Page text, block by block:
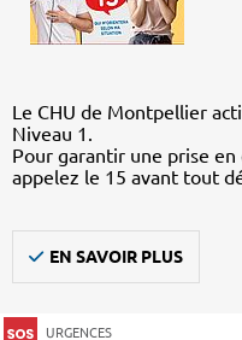
Le CHU de Montpellier
Niveau 1.
Pour garantir une prise en
appelez le 15 avant tout
EN SAVOIR PLUS
URGENCES